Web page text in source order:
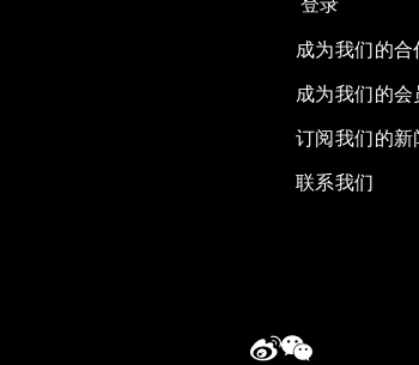
成为我们的合
成为我们的会
订阅我们的新
联系我们